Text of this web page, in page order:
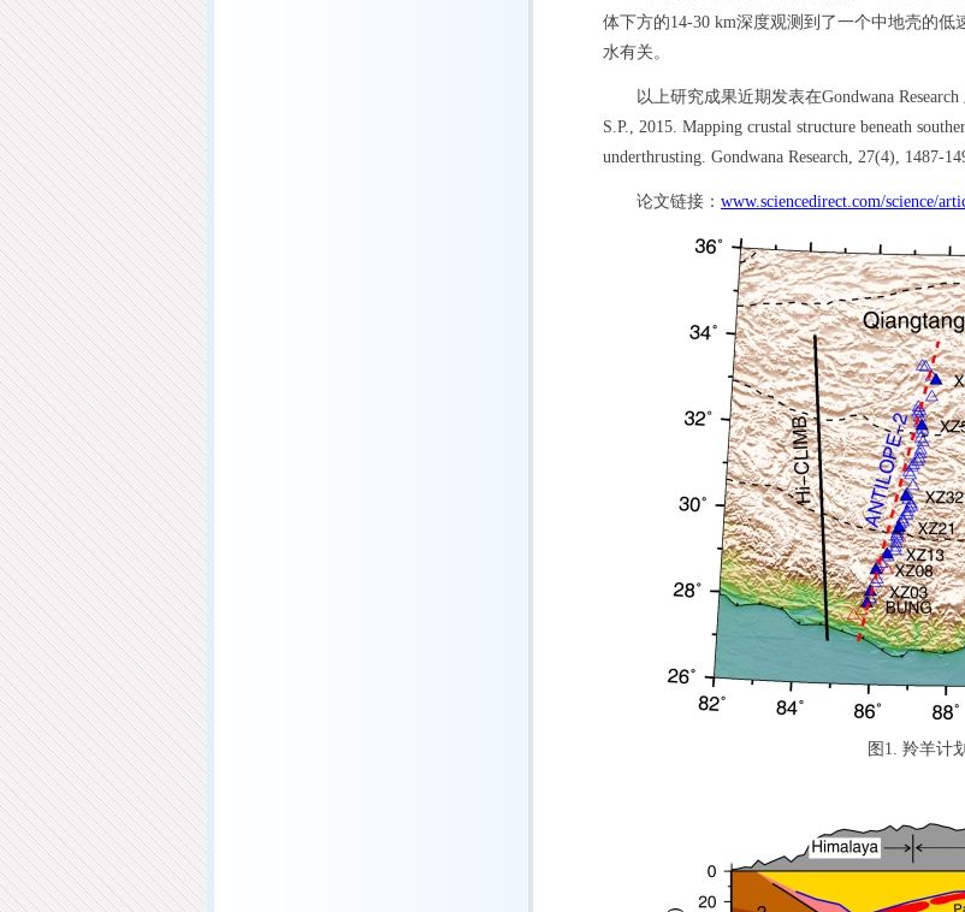
体下方的14-30 km深度观测到了一个中地壳的
水有关。
以上研究成果近期发表在Gondwana Research
S.P., 2015. Mapping crustal structure beneath
underthrusting. Gondwana Research, 27(4), 1487-
论文链接： www.sciencedirect.com/science/
图1. 羚羊计